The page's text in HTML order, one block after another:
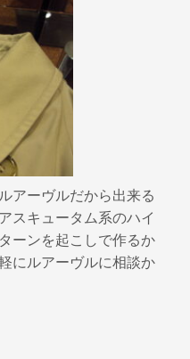
アーヴルだから出来る
スキュータム系のハイ
ーンを起こしで作るか
にルアーヴルに相談か